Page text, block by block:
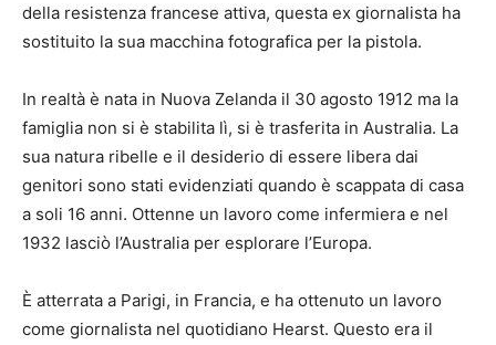
della resistenza francese attiva, questa ex giornalista ha
sostituito la sua macchina fotografica per la pistola.
In realtà è nata in Nuova Zelanda il 30 agosto 1912 ma la
famiglia non si è stabilita lì, si è trasferita in Australia. La
sua natura ribelle e il desiderio di essere libera dai
genitori sono stati evidenziati quando è scappata di casa
a soli 16 anni. Ottenne un lavoro come infermiera e nel
1932 lasciò l’Australia per esplorare l’Europa.
È atterrata a Parigi, in Francia, e ha ottenuto un lavoro
come giornalista nel quotidiano Hearst. Questo era il